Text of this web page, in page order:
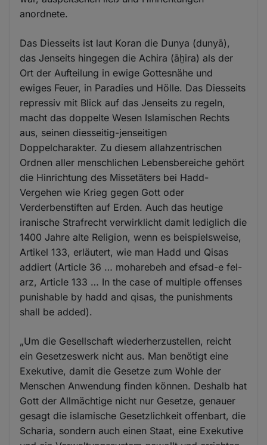
anordnete.
Das Diesseits ist laut Koran die Dunya (dunyā),
das Jenseits hingegen die Achira (āḫira) als der
Ort der Aufteilung in ewige Gottesnähe und
ewiges Feuer, in Paradies und Hölle. Das Diesseits
repressiv mit Blick auf das Jenseits zu regeln,
macht das doppelte Wesen Islamischen Rechts
aus, seinen diesseitig-jenseitigen
Doppelcharakter. Zu diesem allahzentrischen
Ordnen aller menschlichen Lebensbereiche gehört
die Hinrichtung des Missetäters bei Hadd-
Vergehen wie Krieg gegen Gott oder
Verderbenstiften auf Erden. Auch das heutige
iranische Strafrecht verwirklicht damit lediglich die
1400 Jahre alte Religion, wenn es beispielsweise,
Artikel 133, erläutert, wie man Hadd und Qisas
addiert (Article 36 … moharebeh and efsad-e fel-
arz, Article 133 … In the case of multiple offenses
punishable by hadd and qisas, the punishments
shall be added).
„Um die Gesellschaft wiederherzustellen, reicht
ein Gesetzeswerk nicht aus. Man benötigt eine
Exekutive, damit die Gesetze zum Wohle der
Menschen Anwendung finden können. Deshalb hat
Gott der Allmächtige nicht nur Gesetze, genauer
gesagt die islamische Gesetzlichkeit offenbart, die
Scharia, sondern auch einen Staat, eine Exekutive